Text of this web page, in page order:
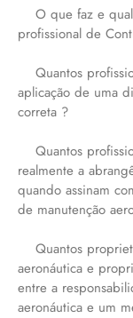
O que faz e
profissional de
Quantos
aplicação de uma
correta ?
Quantos
realmente a
quando assinam
de manutenção
Quantos
aeronáutica e
entre a
aeronáutica e um